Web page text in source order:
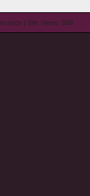
| Site Views: 609